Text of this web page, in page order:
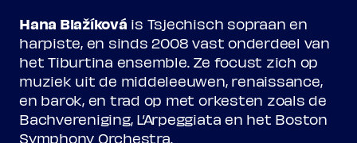
Hana Blažíková is Tsjechisch sopraan en
harpiste, en sinds 2008 vast onderdeel van
het Tiburtina ensemble. Ze focust zich op
muziek uit de middeleeuwen, renaissance,
en barok, en trad op met orkesten zoals de
Bachvereniging, L’Arpeggiata en het Boston
Symphony Orchestra.